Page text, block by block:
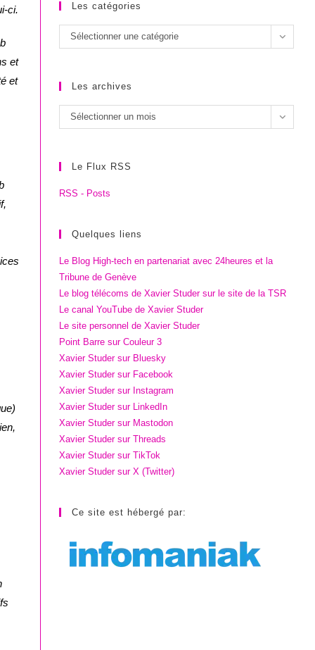
ci.
et
et
Les catégories
Les
catégories
Sélectionner une catégorie
Les archives
Les
archives
Sélectionner un mois
Le Flux RSS
RSS - Posts
Quelques liens
Le Blog High-tech en partenariat avec 24heures et la
Tribune de Genève
Le blog télécoms de Xavier Studer sur le site de la TSR
Le canal YouTube de Xavier Studer
Le site personnel de Xavier Studer
Point Barre sur Couleur 3
Xavier Studer sur Bluesky
Xavier Studer sur Facebook
Xavier Studer sur Instagram
Xavier Studer sur LinkedIn
Xavier Studer sur Mastodon
Xavier Studer sur Threads
Xavier Studer sur TikTok
Xavier Studer sur X (Twitter)
Ce site est hébergé par: